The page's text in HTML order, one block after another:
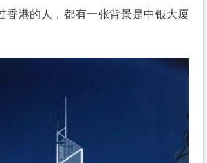
香港的人，都有一张背景是中银大厦